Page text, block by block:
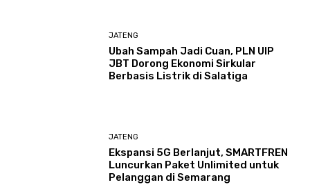
JATENG
Ubah Sampah Jadi Cuan, PLN UIP
JBT Dorong Ekonomi Sirkular
Berbasis Listrik di Salatiga
JATENG
Ekspansi 5G Berlanjut, SMARTFREN
Luncurkan Paket Unlimited untuk
Pelanggan di Semarang